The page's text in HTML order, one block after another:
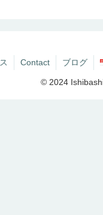
Contact ブログ
© 2024